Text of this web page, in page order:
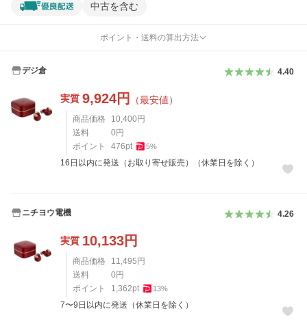
中古を含む
ポイント・送料の算出方法
デジ倉 4.40
実質 9,924円 （最安値）
商品価格 10,400 円
送料
0 円
ポイント
476pt 5%
16日以内に発送（お取り寄せ販売）（休業日を除く）
ニチヨウ電機 4.26
実質 10,133円
商品価格 11,495 円
送料
0 円
ポイント
1,362pt 13%
7〜9日以内に発送（休業日を除く）